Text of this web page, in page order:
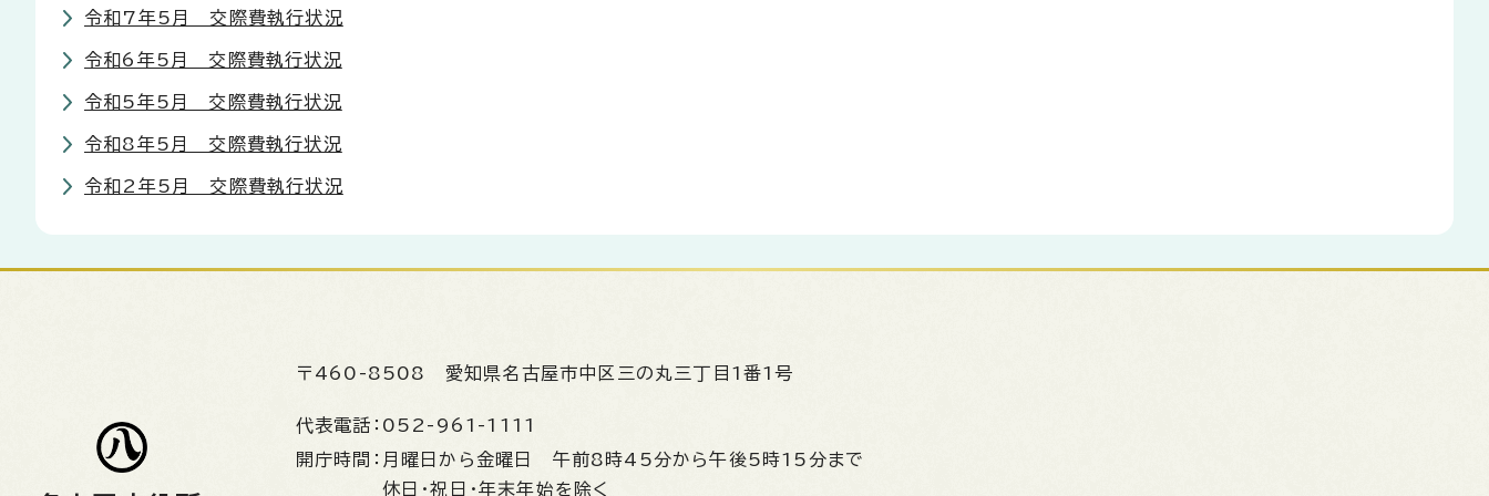
令和7年5月 交際費執行状況
令和6年5月 交際費執行状況
令和5年5月 交際費執行状況
令和8年5月 交際費執行状況
令和2年5月 交際費執行状況
〒460-8508 愛知県名古屋市中区三の丸三丁目1番1号
代表電話： 052-961-1111
開庁時間： 月曜日から金曜日 午前8時45分から午後5時15分まで
休日・祝日・年末年始を除く